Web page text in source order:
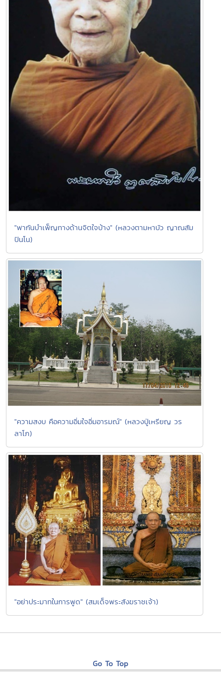
"พากันบำเพ็ญทางด้านจิตใจบ้าง" (หลวงตามหาบัว ญาณสัม
ปันโน)
"ความสงบ คือความอิ่มใจอิ่มอารมณ์" (หลวงปู่เหรียญ วร
ลาโภ)
"อย่าประมาทในการพูด" (สมเด็จพระสังฆราชเจ้า)
Go To Top